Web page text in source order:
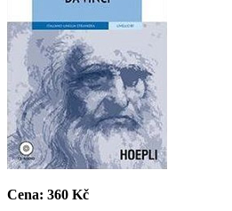
Cena: 360 Kč